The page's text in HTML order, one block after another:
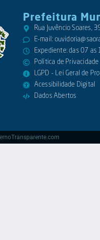
Prefeitura
Rua Juvêncio Soares,
E-mail:
Expediente: das 07 as
Política de Privacidade
LGPD - Lei Geral de
Acessibilidade Digital
Dados Abertos